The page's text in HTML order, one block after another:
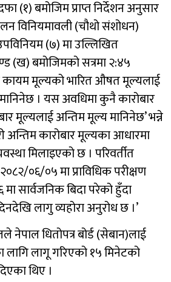
(१) बमोजिम प्राप्त निर्देशन अनुसार
विनियमावली (चौथो संशोधन)
(७) मा उल्लिखित
(ख) बमोजिमको सत्रमा २:४५
मूल्यको भारित औषत मूल्यलाई
। यस अवधिमा कुनै कारोबार
मूल्यलाई अन्तिम मूल्य मानिनेछ’ भन्ने
अन्तिम कारोबार मूल्यका आधारमा
मिलाइएको छ । परिवर्तीत
०६/०५ मा प्राविधिक परीक्षण
सार्वजनिक बिदा परेको हुँदा
लागु व्यहोरा अनुरोध छ ।’
नेपाल धितोपत्र बोर्ड (सेबान)लाई
लागू गरिएको १५ मिनेटको
थिए ।